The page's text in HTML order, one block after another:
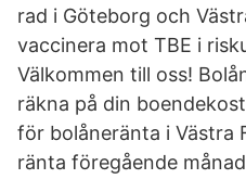
rad i Göteborg och
vaccinera mot TBE i
Välkommen till oss!
räkna på din
för bolåneränta i Västra
ränta föregående